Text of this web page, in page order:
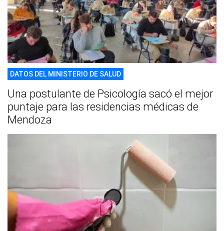
DATOS DEL MINISTERIO DE SALUD
Una postulante de Psicología sacó el mejor
puntaje para las residencias médicas de
Mendoza